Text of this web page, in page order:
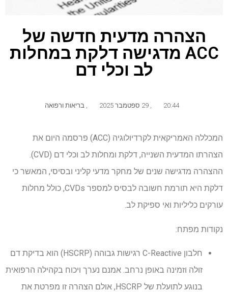
הצהרה מדעית חדשה של
ACC מדגישה דלקת במחלות
לב וכלי דם
20:44 בריאות ורפואה
המכללה האמריקאית לקרדיולוגיה (ACC) פרסמה היום את
הצהרתו המדעית השנייה, דלקת ומחלות לב וכלי דם (CVD).
ההצהרה מדגישה שנים של מחקר מדעי קליני ובסיסי, המאשר כי
דלקת היא תורמת חשובה לבסיס למספר CVDs, כולל מחלות
עורקים כליליות ואי ספיקת לב.
נקודות מפתח:
חלבון C-Reactive רגישות גבוהה (HSCRP) הוא בדיקת דם
זולה וזמינה באופן נרחב. אמנם נערך ויכוח בקהילה הרפואית
בנוגע לתועלת של HSCRP, אולם הצהרה זו מפרטת את